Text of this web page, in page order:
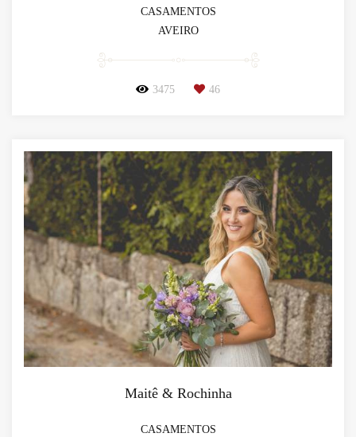
CASAMENTOS
AVEIRO
3475 46
Maitê & Rochinha
CASAMENTOS